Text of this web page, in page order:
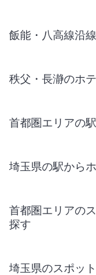
飯能・八高線沿
秩父・長瀞のホ
首都圏エリアの
埼玉県の駅から
首都圏エリアの
探す
埼玉県のスポッ